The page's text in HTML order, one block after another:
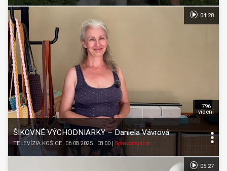
ŠIKOVNÉ VÝCHODNIARKY – Daniela Vávrová
TELEVÍZIA KOŠICE, 06.08.2025 | 08:00 Spravodajstvo
796
videní
04:28
05:27